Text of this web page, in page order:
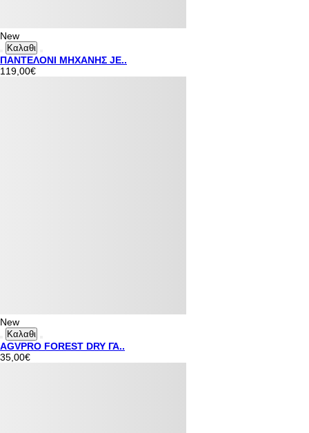
New
Καλαθι
ΠΑΝΤΕΛΟΝΙ ΜΗΧΑΝΗΣ JE..
119,00€
New
Καλαθι
AGVPRO FOREST DRY ΓΑ..
35,00€